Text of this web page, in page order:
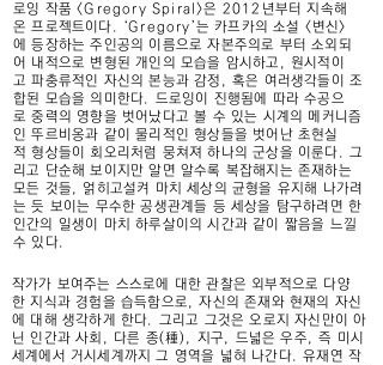
로잉 작품 <Gregory Spiral>은 2012년부터 지속해
온 프로젝트이다. ‘Gregory’는 카프카의 소설 <변신>
에 등장하는 주인공의 이름으로 자본주의로 부터 소외되
어 내적으로 변형된 개인의 모습을 암시하고, 원시적이
고 파충류적인 자신의 본능과 감정, 혹은 여러생각들이 조
합된 모습을 의미한다. 드로잉이 진행됨에 따라 수공으
로 중력의 영향을 벗어났다고 볼 수 있는 시계의 메커니즘
인 뚜르비옹과 같이 물리적인 형상들을 벗어난 초현실
적 형상들이 회오리처럼 뭉쳐져 하나의 군상을 이룬다. 그
리고 단순해 보이지만 알면 알수록 복잡해지는 존재하는
모든 것들, 얽히고설켜 마치 세상의 균형을 유지해 나가려
는 듯 보이는 무수한 공생관계들 등 세상을 탐구하려면 한
인간의 일생이 마치 하루살이의 시간과 같이 짧음을 느낄
수 있다.
작가가 보여주는 스스로에 대한 관찰은 외부적으로 다양
한 지식과 경험을 습득함으로, 자신의 존재와 현재의 자신
에 대해 생각하게 한다. 그리고 그것은 오로지 자신만이 아
닌 인간과 사회, 다른 종(種), 지구, 드넓은 우주, 즉 미시
세계에서 거시세계까지 그 영역을 넓혀 나간다. 유재연 작